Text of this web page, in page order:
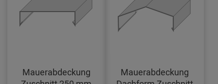
Mauerabdeckung
Mauerabdeckung